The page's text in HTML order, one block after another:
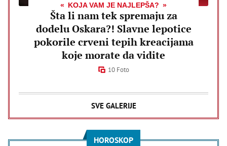
KOJA VAM JE NAJLEPŠA?
Šta li nam tek spremaju za
dodelu Oskara?! Slavne lepotice
pokorile crveni tepih kreacijama
koje morate da vidite
10 Foto
SVE GALERIJE
HOROSKOP